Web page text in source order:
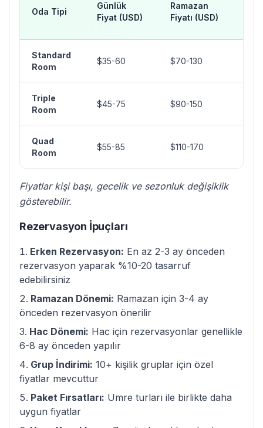
Oda Tipi
Günlük
Fiyat (USD)
Ramazan
Fiyatı (USD)
Standard
Room
$35-60 $70-130
Triple
Room
$45-75 $90-150
Quad
Room
$55-85 $110-170
Fiyatlar kişi başı, gecelik ve sezonluk değişiklik
gösterebilir.
Rezervasyon İpuçları
Erken Rezervasyon: En az 2-3 ay önceden
rezervasyon yaparak %10-20 tasarruf
edebilirsiniz
Ramazan Dönemi: Ramazan için 3-4 ay
önceden rezervasyon önerilir
Hac Dönemi: Hac için rezervasyonlar genellikle
6-8 ay önceden yapılır
Grup İndirimi: 10+ kişilik gruplar için özel
fiyatlar mevcuttur
Paket Fırsatları: Umre turları ile birlikte daha
uygun fiyatlar